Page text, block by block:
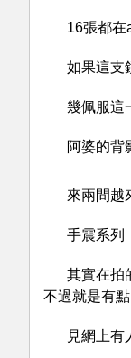
16張都在
如果這支
幾佩服這
阿婆的背
來兩間越
手震系列
其實在拍
不過就是有點
見網上有